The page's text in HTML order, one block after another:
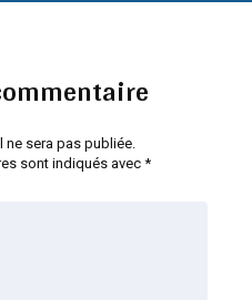
ne sera pas publiée.
sont indiqués avec *